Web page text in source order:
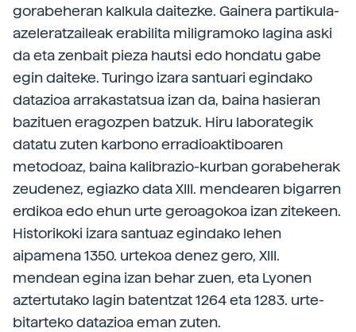
gorabeheran kalkula daitezke. Gainera partikula-
azeleratzaileak erabilita miligramoko lagina aski
da eta zenbait pieza hautsi edo hondatu gabe
egin daiteke. Turingo izara santuari egindako
datazioa arrakastatsua izan da, baina hasieran
bazituen eragozpen batzuk. Hiru laborategik
datatu zuten karbono erradioaktiboaren
metodoaz, baina kalibrazio-kurban gorabeherak
zeudenez, egiazko data XIII. mendearen bigarren
erdikoa edo ehun urte geroagokoa izan zitekeen.
Historikoki izara santuaz egindako lehen
aipamena 1350. urtekoa denez gero, XIII.
mendean egina izan behar zuen, eta Lyonen
aztertutako lagin batentzat 1264 eta 1283. urte-
bitarteko datazioa eman zuten.